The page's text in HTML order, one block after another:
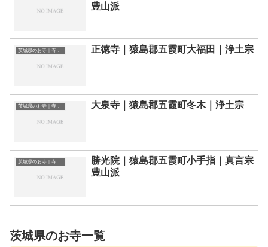
豊山派
茨城県のお寺｜寺院一覧 正徳寺｜猿島郡五霞町大福田｜浄土宗
茨城県のお寺｜寺院一覧 大泉寺｜猿島郡五霞町冬木｜浄土宗
茨城県のお寺｜寺院一覧
勝光院｜猿島郡五霞町小手指｜真言宗
豊山派
茨城県のお寺一覧